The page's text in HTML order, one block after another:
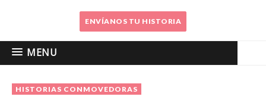
ENVÍANOS TU HISTORIA
MENU
HISTORIAS CONMOVEDORAS